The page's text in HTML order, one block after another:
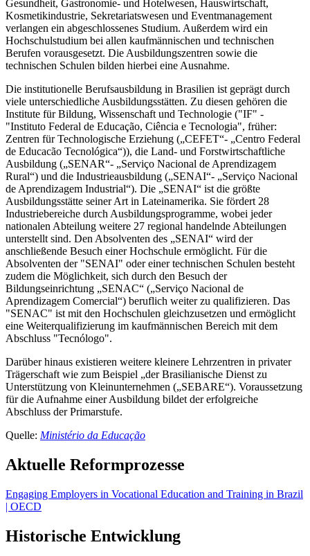
Gesundheit, Gastronomie- und Hotelwesen, Hauswirtschaft,
Kosmetikindustrie, Sekretariatswesen und Eventmanagement
verlangen ein abgeschlossenes Studium. Außerdem wird ein
Hochschulstudium bei allen kaufmännischen und technischen
Berufen vorausgesetzt. Die Ausbildungszentren sowie die
technischen Schulen bilden hierbei eine Ausnahme.
Die institutionelle Berufsausbildung in Brasilien ist geprägt durch
viele unterschiedliche Ausbildungsstätten. Zu diesen gehören die
Institute für Bildung, Wissenschaft und Technologie ("IF" -
"Instituto Federal de Educação, Ciência e Tecnologia", früher:
Zentren für Technologische Erziehung („CEFET“- „Centro Federal
de Educacão Tecnológica“)), die Land- und Forstwirtschaftliche
Ausbildung („SENAR“- „Serviço Nacional de Aprendizagem
Rural“) und die Industrieausbildung („SENAI“- „Serviço Nacional
de Aprendizagem Industrial“). Die „SENAI“ ist die größte
Ausbildungsstätte seiner Art in Lateinamerika. Sie fördert 28
Industriebereiche durch Ausbildungsprogramme, wobei jeder
nationalen Abteilung weitere 27 regional handelnde Abteilungen
unterstellt sind. Den Absolventen des „SENAI“ wird der
anschließende Besuch einer Hochschule ermöglicht. Für die
Absolventen der "SENAI" oder einer technischen Schulen besteht
zudem die Möglichkeit, sich durch den Besuch der
Bildungseinrichtung „SENAC“ („Serviço Nacional de
Aprendizagem Comercial“) beruflich weiter zu qualifizieren. Das
"SENAC" ist mit den Hochschulen gleichzusetzen und ermöglicht
eine Weiterqualifizierung im kaufmännischen Bereich mit dem
Abschluss "Tecnólogo".
Darüber hinaus existieren weitere kleinere Lehrzentren in privater
Trägerschaft wie zum Beispiel „der Brasilianische Dienst zu
Unterstützung von Kleinunternehmen („SEBARE“). Voraussetzung
für die Aufnahme einer Ausbildung bildet der erfolgreiche
Abschluss der Primarstufe.
Quelle: Ministério da Educação
Aktuelle Reformprozesse
Engaging Employers in Vocational Education and Training in Brazil
| OECD
Historische Entwicklung